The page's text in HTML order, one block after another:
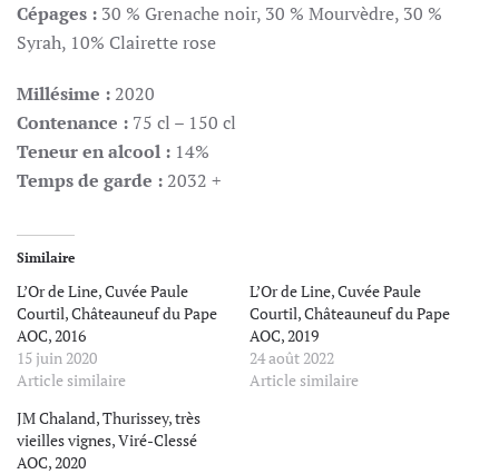
Cépages : 30 % Grenache noir, 30 % Mourvèdre, 30 %
Syrah, 10% Clairette rose
Millésime : 2020
Contenance : 75 cl – 150 cl
Teneur en alcool : 14%
Temps de garde : 2032 +
Similaire
L’Or de Line, Cuvée Paule
Courtil, Châteauneuf du Pape
AOC, 2016
15 juin 2020
Article similaire
L’Or de Line, Cuvée Paule
Courtil, Châteauneuf du Pape
AOC, 2019
24 août 2022
Article similaire
JM Chaland, Thurissey, très
vieilles vignes, Viré-Clessé
AOC, 2020